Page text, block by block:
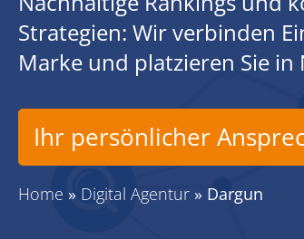
Strategien: Wir verbinden
Marke und platzieren Sie
Ihr persönlicher
Home » Digital Agentur » Dargun